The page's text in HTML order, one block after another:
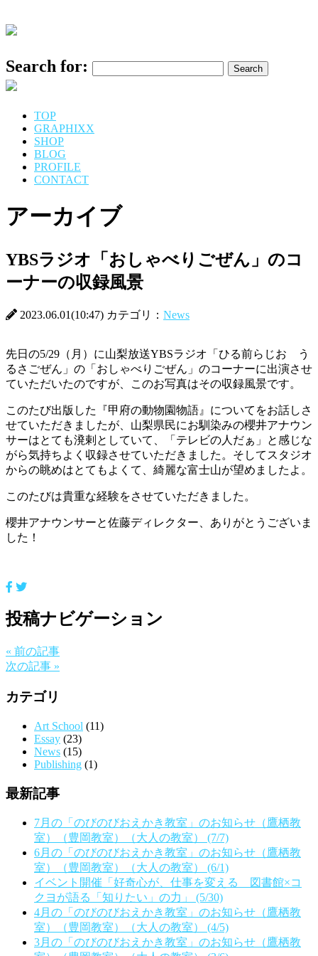
Search for:
TOP
GRAPHIXX
SHOP
BLOG
PROFILE
CONTACT
アーカイブ
YBSラジオ「おしゃべりごぜん」のコ
ーナーの収録風景
2023.06.01(10:47) カテゴリ： News
先日の5/29（月）に山梨放送YBSラジオ「ひる前らじお う
るさごぜん」の「おしゃべりごぜん」のコーナーに出演させ
ていただいたのですが、このお写真はその収録風景です。
このたび出版した『甲府の動物園物語』についてをお話しさ
せていただきましたが、山梨県民にお馴染みの櫻井アナウン
サーはとても溌剌としていて、「テレビの人だぁ」と感じな
がら気持ちよく収録させていただきました。そしてスタジオ
からの眺めはとてもよくて、綺麗な富士山が望めましたよ。
このたびは貴重な経験をさせていただきました。
櫻井アナウンサーと佐藤ディレクター、ありがとうございま
した！
投稿ナビゲーション
« 前の記事
次の記事 »
カテゴリ
Art School (11)
Essay (23)
News (15)
Publishing (1)
最新記事
7月の「のびのびおえかき教室」のお知らせ（鷹栖教
室）（豊岡教室）（大人の教室） (7/7)
6月の「のびのびおえかき教室」のお知らせ（鷹栖教
室）（豊岡教室）（大人の教室） (6/1)
イベント開催「好奇心が、仕事を変える 図書館×コ
クヨが語る「知りたい」の力」 (5/30)
4月の「のびのびおえかき教室」のお知らせ（鷹栖教
室）（豊岡教室）（大人の教室） (4/5)
3月の「のびのびおえかき教室」のお知らせ（鷹栖教